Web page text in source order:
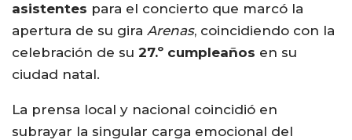
asistentes para el concierto que marcó la
apertura de su gira Arenas, coincidiendo con la
celebración de su 27.º cumpleaños en su
ciudad natal.
La prensa local y nacional coincidió en
subrayar la singular carga emocional del